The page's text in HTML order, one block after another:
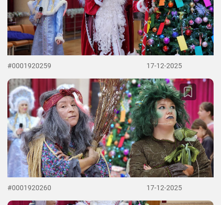
#0001920259 17-12-2025
#0001920260 17-12-2025